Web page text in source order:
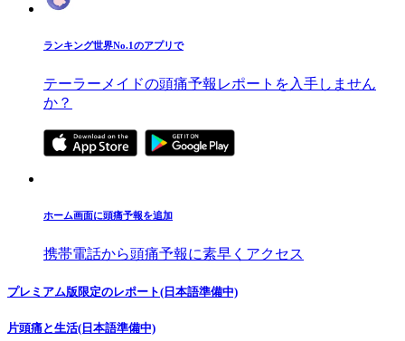
ランキング世界No.1のアプリで
テーラーメイドの頭痛予報レポートを入手しません
か？
ホーム画面に頭痛予報を追加
携帯電話から頭痛予報に素早くアクセス
プレミアム版限定のレポート(日本語準備中)
片頭痛と生活(日本語準備中)